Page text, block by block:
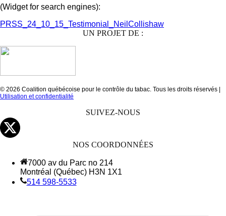
(Widget for search engines):
PRSS_24_10_15_Testimonial_NeilCollishaw
UN PROJET DE :
© 2026 Coalition québécoise pour le contrôle du tabac. Tous les droits réservés |
Utilisation et confidentialité
SUIVEZ-NOUS
NOS COORDONNÉES
7000 av du Parc no 214
Montréal (Québec) H3N 1X1
514 598-5533